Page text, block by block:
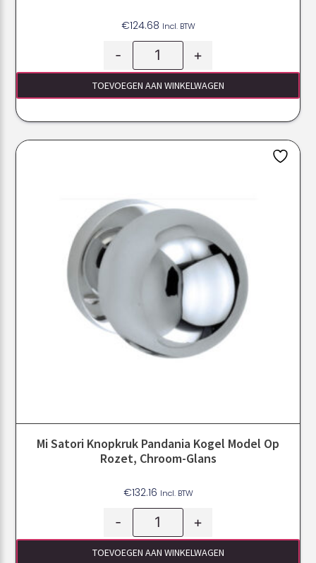
€124.68 Incl. BTW
- +
TOEVOEGEN AAN WINKELWAGEN
Mi Satori Knopkruk Pandania Kogel Model Op
Rozet, Chroom-Glans
€132.16 Incl. BTW
- +
TOEVOEGEN AAN WINKELWAGEN